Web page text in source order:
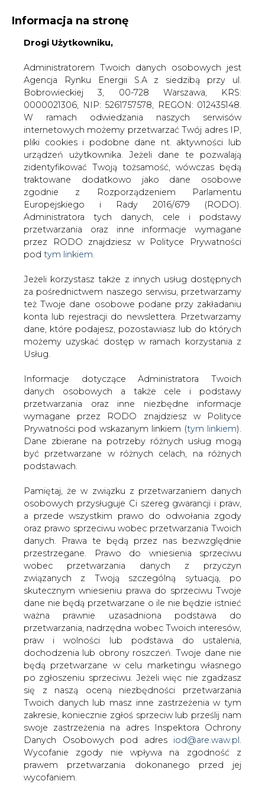
KONTAKT:
WYDAWCA PORTALU:
WYSOKI KONTRAST A A
ZALOGUJ SIĘ
WŁĄCZ CIRE.TV
Informacja na stronę
Drogi Użytkowniku,
Administratorem Twoich danych osobowych jest
Agencja Rynku Energii S.A z siedzibą przy ul.
Bobrowieckiej 3, 00-728 Warszawa, KRS:
0000021306, NIP: 5261757578, REGON: 012435148.
W ramach odwiedzania naszych serwisów
internetowych możemy przetwarzać Twój adres IP,
pliki cookies i podobne dane nt. aktywności lub
urządzeń użytkownika. Jeżeli dane te pozwalają
zidentyfikować Twoją tożsamość, wówczas będą
traktowane dodatkowo jako dane osobowe
zgodnie z Rozporządzeniem Parlamentu
Europejskiego i Rady 2016/679 (RODO).
Administratora tych danych, cele i podstawy
przetwarzania oraz inne informacje wymagane
przez RODO znajdziesz w Polityce Prywatności
pod tym linkiem.
Jeżeli korzystasz także z innych usług dostępnych
za pośrednictwem naszego serwisu, przetwarzamy
też Twoje dane osobowe podane przy zakładaniu
konta lub rejestracji do newslettera. Przetwarzamy
dane, które podajesz, pozostawiasz lub do których
możemy uzyskać dostęp w ramach korzystania z
Usług.
Informacje dotyczące Administratora Twoich
danych osobowych a także cele i podstawy
przetwarzania oraz inne niezbędne informacje
wymagane przez RODO znajdziesz w Polityce
Prywatności pod wskazanym linkiem (tym linkiem).
Dane zbierane na potrzeby różnych usług mogą
być przetwarzane w różnych celach, na różnych
podstawach.
Pamiętaj, że w związku z przetwarzaniem danych
osobowych przysługuje Ci szereg gwarancji i praw,
a przede wszystkim prawo do odwołania zgody
oraz prawo sprzeciwu wobec przetwarzania Twoich
danych. Prawa te będą przez nas bezwzględnie
przestrzegane. Prawo do wniesienia sprzeciwu
wobec przetwarzania danych z przyczyn
związanych z Twoją szczególną sytuacją, po
skutecznym wniesieniu prawa do sprzeciwu Twoje
dane nie będą przetwarzane o ile nie będzie istnieć
ważna prawnie uzasadniona podstawa do
przetwarzania, nadrzędna wobec Twoich interesów,
praw i wolności lub podstawa do ustalenia,
dochodzenia lub obrony roszczeń. Twoje dane nie
będą przetwarzane w celu marketingu własnego
po zgłoszeniu sprzeciwu. Jeżeli więc nie zgadzasz
się z naszą oceną niezbędności przetwarzania
Twoich danych lub masz inne zastrzeżenia w tym
zakresie, koniecznie zgłoś sprzeciw lub prześlij nam
swoje zastrzeżenia na adres Inspektora Ochrony
Danych Osobowych pod adres iod@are.waw.pl
Wycofanie zgody nie wpływa na zgodność z
prawem przetwarzania dokonanego przed jej
wycofaniem.
Strona główna OPINIE
Steinhoff: co zrobić, by
polskie elektrownie spalały polski węgiel?
2013-09-24 00:00
skomentuj
udostępnij:
Steinhoff: co zrobić, by polskie
elektrownie spalały polski węgiel?
- Żyjemy w wolnym kraju, polski rynek
węgla kamiennego nie jest chroniony
jakimikolwiek barierami celnymi. Działa
na rynku unijnym, również nie
chronionym w ten sposób. Zatem polski
węgiel musi być konkurencyjny wobec
węgla importowanego. Nasz węgiel ma
pewną przewagę &#8211; chodzi o
niższe koszty transportu &#8211; mówi
naszemu portalowi Janusz Steinhoff, b.
wicepremier, przewodniczący Rady